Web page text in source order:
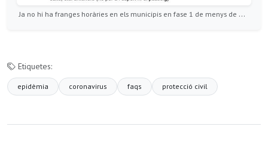
Ja no hi ha franges horàries en els municipis en fase 1 de menys de 10.000 habitants
Etiquetes:
epidèmia coronavirus faqs protecció civil